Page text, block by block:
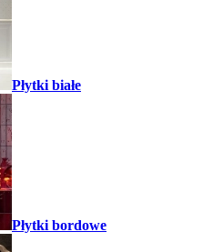
Płytki białe
Płytki bordowe